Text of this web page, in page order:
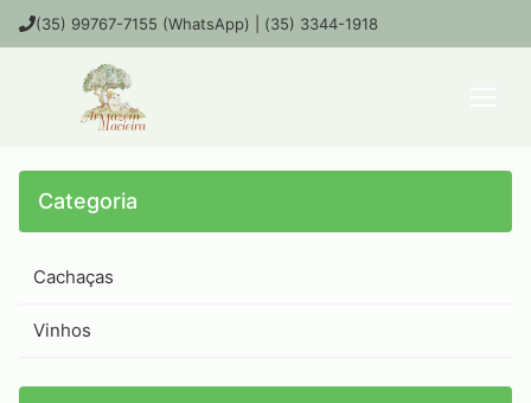
(35) 99767-7155 (WhatsApp) | (35) 3344-1918
Categoria
Cachaças
Vinhos